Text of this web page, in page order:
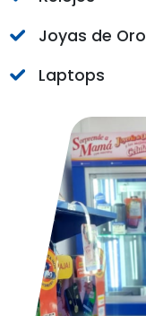
Joyas de Oro
Laptops